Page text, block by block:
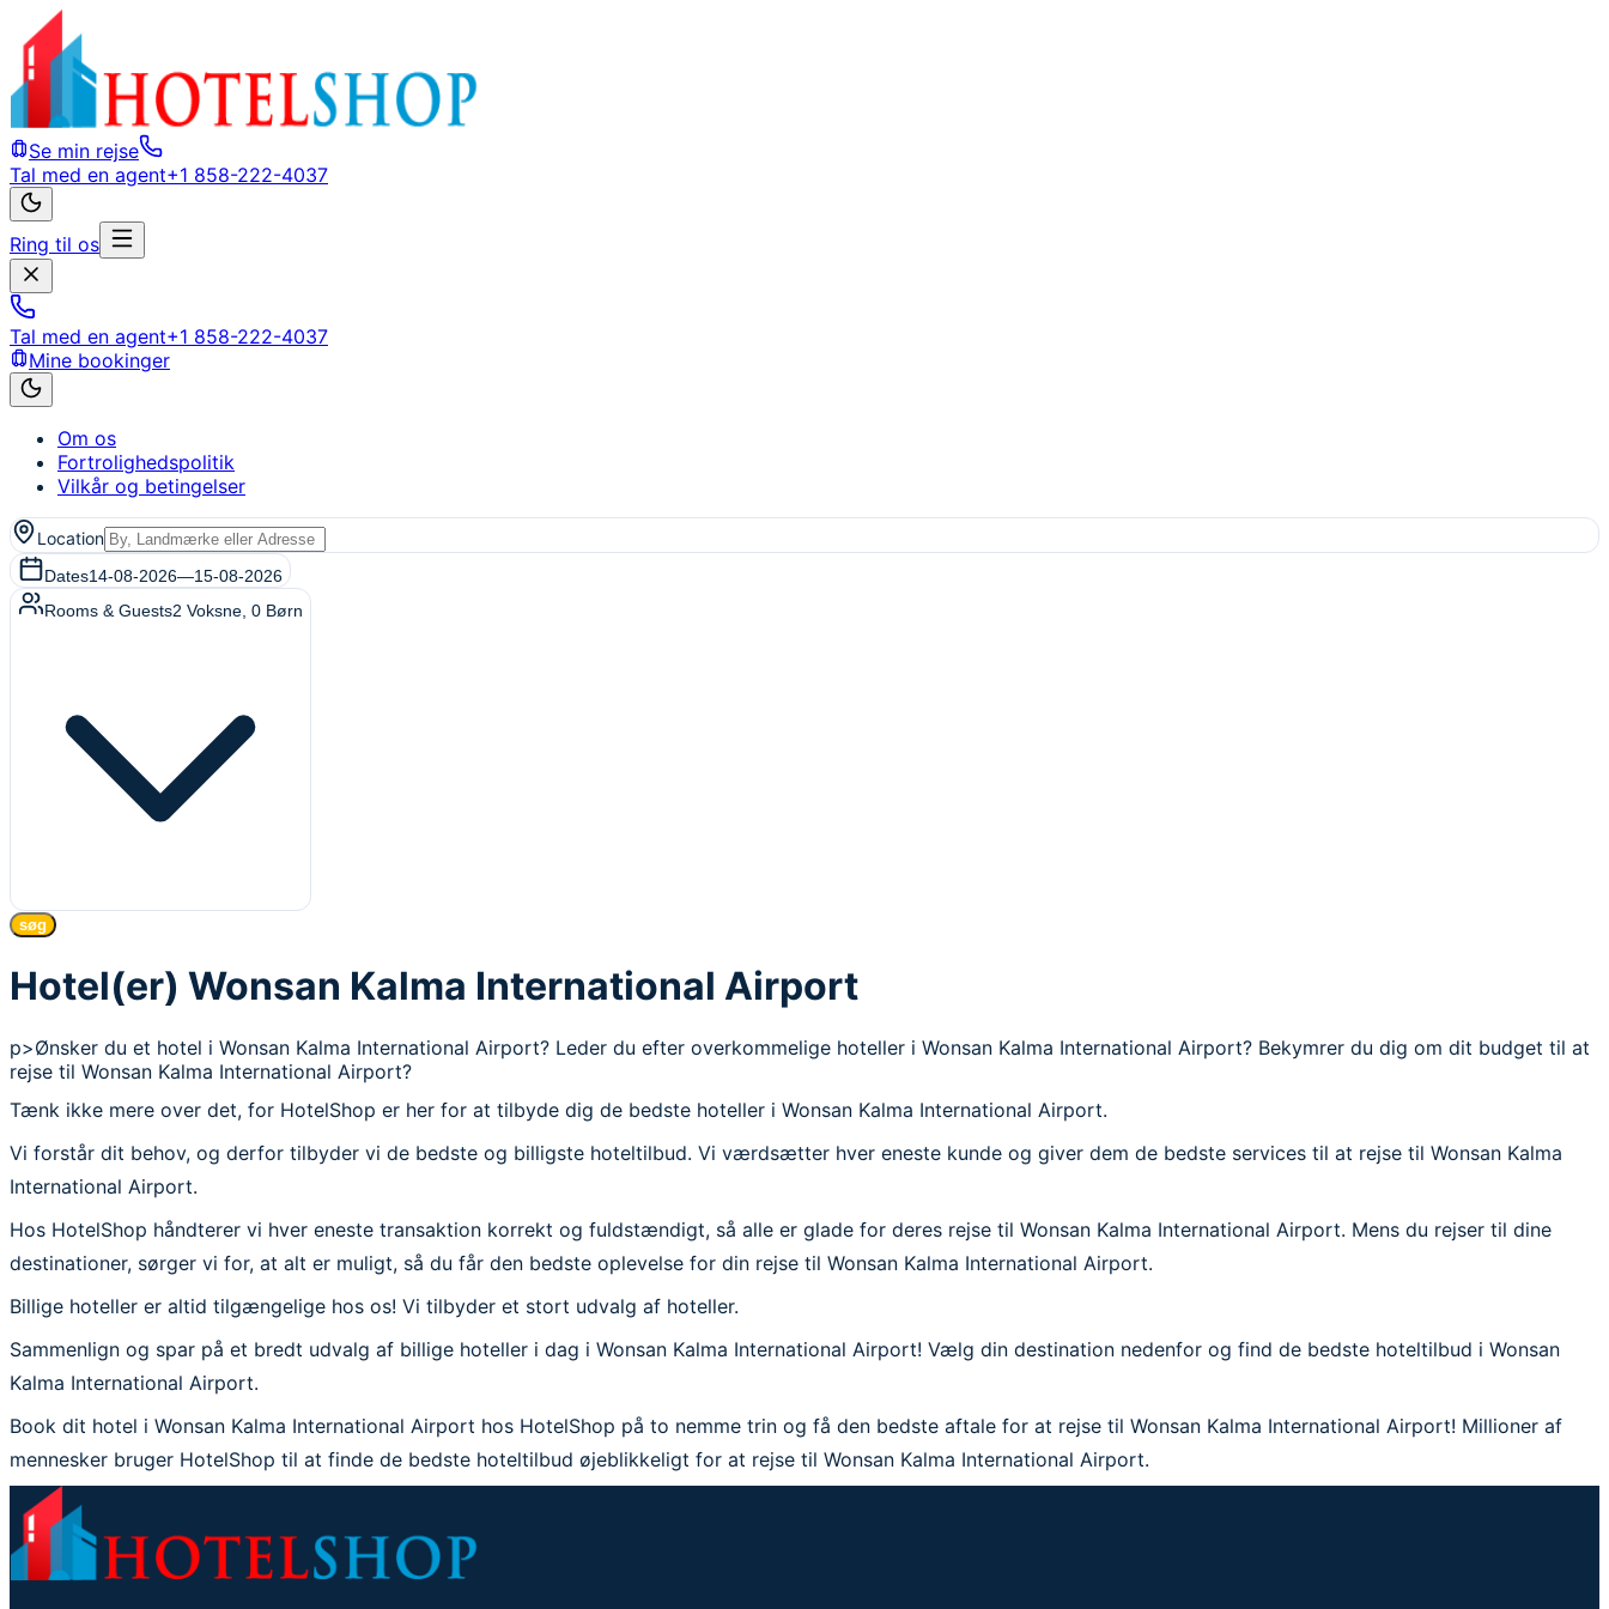
Se min rejse
Tal med en agent+1 858-222-4037
Ring til os
Tal med en agent+1 858-222-4037
Mine bookinger
Om os
Fortrolighedspolitik
Vilkår og betingelser
Location
Dates14-08-2026—15-08-2026
Rooms & Guests2 Voksne 0 Børn
søg
Hotel(er) Wonsan Kalma International Airport
p>Ønsker du et hotel i Wonsan Kalma International Airport? Leder du efter overkommelige hoteller i Wonsan Kalma International Airport? Bekymrer du dig om dit budget til at
rejse til Wonsan Kalma International Airport?
Tænk ikke mere over det, for HotelShop er her for at tilbyde dig de bedste hoteller i Wonsan Kalma International Airport.
Vi forstår dit behov, og derfor tilbyder vi de bedste og billigste hoteltilbud. Vi værdsætter hver eneste kunde og giver dem de bedste services til at rejse til Wonsan Kalma
International Airport.
Hos HotelShop håndterer vi hver eneste transaktion korrekt og fuldstændigt, så alle er glade for deres rejse til Wonsan Kalma International Airport. Mens du rejser til dine
destinationer, sørger vi for, at alt er muligt, så du får den bedste oplevelse for din rejse til Wonsan Kalma International Airport.
Billige hoteller er altid tilgængelige hos os! Vi tilbyder et stort udvalg af hoteller.
Sammenlign og spar på et bredt udvalg af billige hoteller i dag i Wonsan Kalma International Airport! Vælg din destination nedenfor og find de bedste hoteltilbud i Wonsan
Kalma International Airport.
Book dit hotel i Wonsan Kalma International Airport hos HotelShop på to nemme trin og få den bedste aftale for at rejse til Wonsan Kalma International Airport! Millioner af
mennesker bruger HotelShop til at finde de bedste hoteltilbud øjeblikkeligt for at rejse til Wonsan Kalma International Airport.